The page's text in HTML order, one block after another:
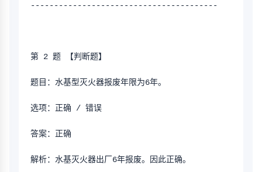
----------------------------------------
第 2 题 【判断题】
题目：水基型灭火器报废年限为6年。
选项：正确 / 错误
答案：正确
解析：水基灭火器出厂6年报废。因此正确。